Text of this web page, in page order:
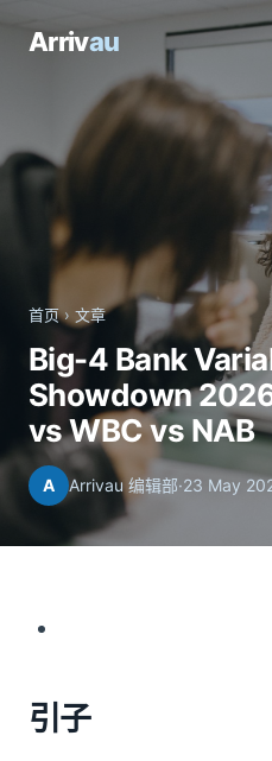
Arrivau
首页› 文章
Big-4 Bank
Showdown
vs WBC vs NAB
A Arrivau 编辑部·23 May
引子